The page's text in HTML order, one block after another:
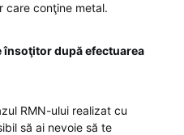
care conţine metal.
însoţitor după efectuarea
RMN-ului realizat cu
să ai nevoie să te